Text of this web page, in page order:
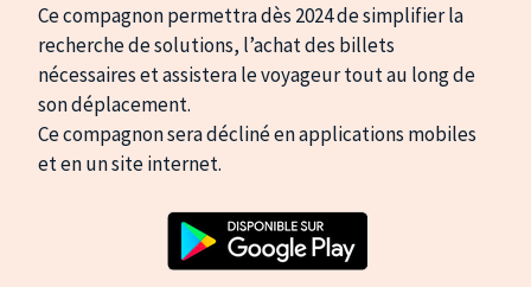
Ce compagnon permettra dès 2024 de simplifier la
recherche de solutions, l’achat des billets
nécessaires et assistera le voyageur tout au long de
son déplacement.
Ce compagnon sera décliné en applications mobiles
et en un site internet.